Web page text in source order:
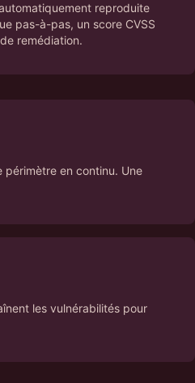
reproduite
pas-à-pas, un score CVSS
remédiation.
périmètre en continu. Une
les vulnérabilités pour